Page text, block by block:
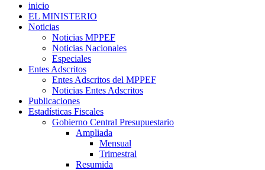
inicio
EL MINISTERIO
Noticias
Noticias MPPEF
Noticias Nacionales
Especiales
Entes Adscritos
Entes Adscritos del MPPEF
Noticias Entes Adscritos
Publicaciones
Estadísticas Fiscales
Gobierno Central Presupuestario
Ampliada
Mensual
Trimestral
Resumida